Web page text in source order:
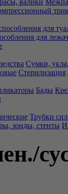
валики
для
для
Сумки,
Стерилизация
Бады
Трубки
зонды, стенты